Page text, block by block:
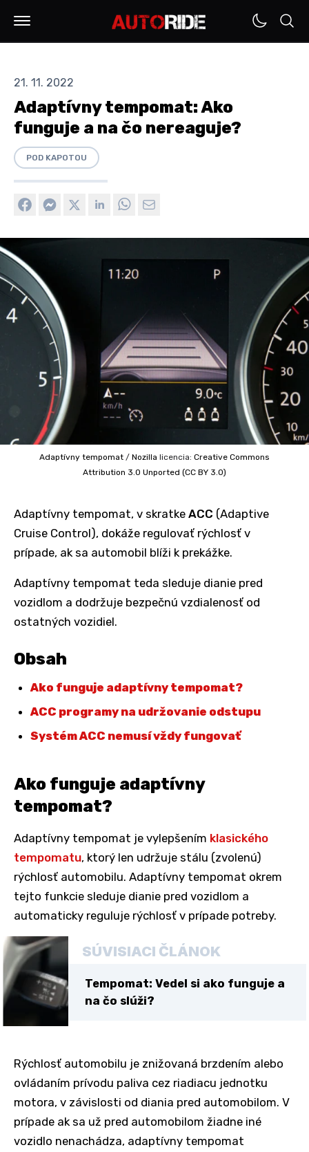
21. 11. 2022
Adaptívny tempomat: Ako
funguje a na čo nereaguje?
POD KAPOTOU
Adaptívny tempomat / Nozilla licencia: Creative Commons
Attribution 3.0 Unported (CC BY 3.0)
Adaptívny tempomat, v skratke ACC (Adaptive
Cruise Control), dokáže regulovať rýchlosť v
prípade, ak sa automobil blíži k prekážke.
Adaptívny tempomat teda sleduje dianie pred
vozidlom a dodržuje bezpečnú vzdialenosť od
ostatných vozidiel.
Obsah
Ako funguje adaptívny tempomat?
ACC programy na udržovanie odstupu
Systém ACC nemusí vždy fungovať
Ako funguje adaptívny
tempomat?
Adaptívny tempomat je vylepšením klasického
tempomatu, ktorý len udržuje stálu (zvolenú)
rýchlosť automobilu. Adaptívny tempomat okrem
tejto funkcie sleduje dianie pred vozidlom a
automaticky reguluje rýchlosť v prípade potreby.
SÚVISIACI ČLÁNOK
Tempomat: Vedel si ako funguje a
na čo slúži?
Rýchlosť automobilu je znižovaná brzdením alebo
ovládaním prívodu paliva cez riadiacu jednotku
motora, v závislosti od diania pred automobilom. V
prípade ak sa už pred automobilom žiadne iné
vozidlo nenachádza, adaptívny tempomat